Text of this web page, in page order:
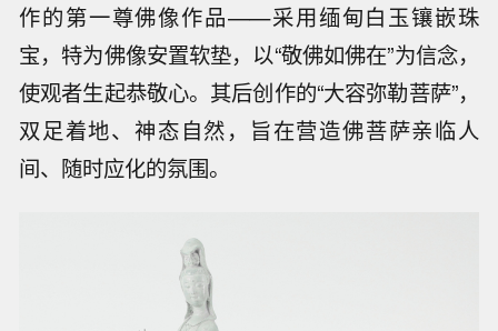
作的第一尊佛像作品——采用缅甸白玉镶嵌珠
宝，特为佛像安置软垫，以“敬佛如佛在”为信念，
使观者生起恭敬心。其后创作的“大容弥勒菩萨”，
双足着地、神态自然，旨在营造佛菩萨亲临人
间、随时应化的氛围。